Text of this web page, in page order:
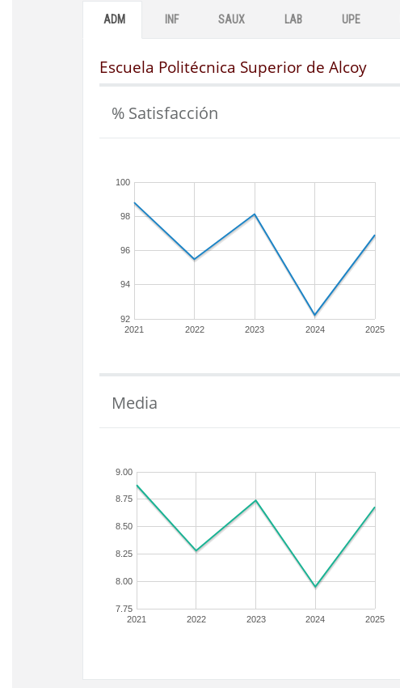
ADM INF SAUX LAB UPE
Escuela Politécnica Superior de Alcoy
% Satisfacción
2021 2022 2023 2024 2025
92
94
96
98
100
Media
2021 2022 2023 2024 2025
7.75
8.00
8.25
8.50
8.75
9.00